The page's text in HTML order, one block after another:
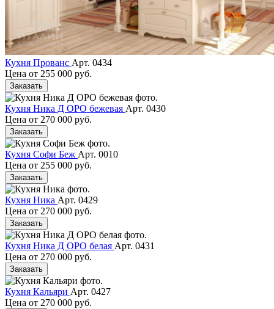
Кухня Прованс Арт. 0434
Цена от 255 000 руб.
Заказать
Кухня Ника Д ОРО бежевая Арт. 0430
Цена от 270 000 руб.
Заказать
Кухня Софи Беж Арт. 0010
Цена от 255 000 руб.
Заказать
Кухня Ника Арт. 0429
Цена от 270 000 руб.
Заказать
Кухня Ника Д ОРО белая Арт. 0431
Цена от 270 000 руб.
Заказать
Кухня Кальяри Арт. 0427
Цена от 270 000 руб.